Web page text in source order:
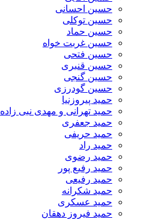
حسین احسانی
حسین توکلی
حسین حماد
حسین غربت خواه
حسین فتحی
حسین قنبری
حسین گنجی
حسین گودرزی
حمید پیروزنیا
حمید تهرانی و مهدی نبی زاده
حمید جعفری
حمید حریفی
حمید راد
حمید رضوی
حمید رفیع پور
حمید رفیعی
حمید شکرانه
حمید عسکری
حمید فیروز دهقان